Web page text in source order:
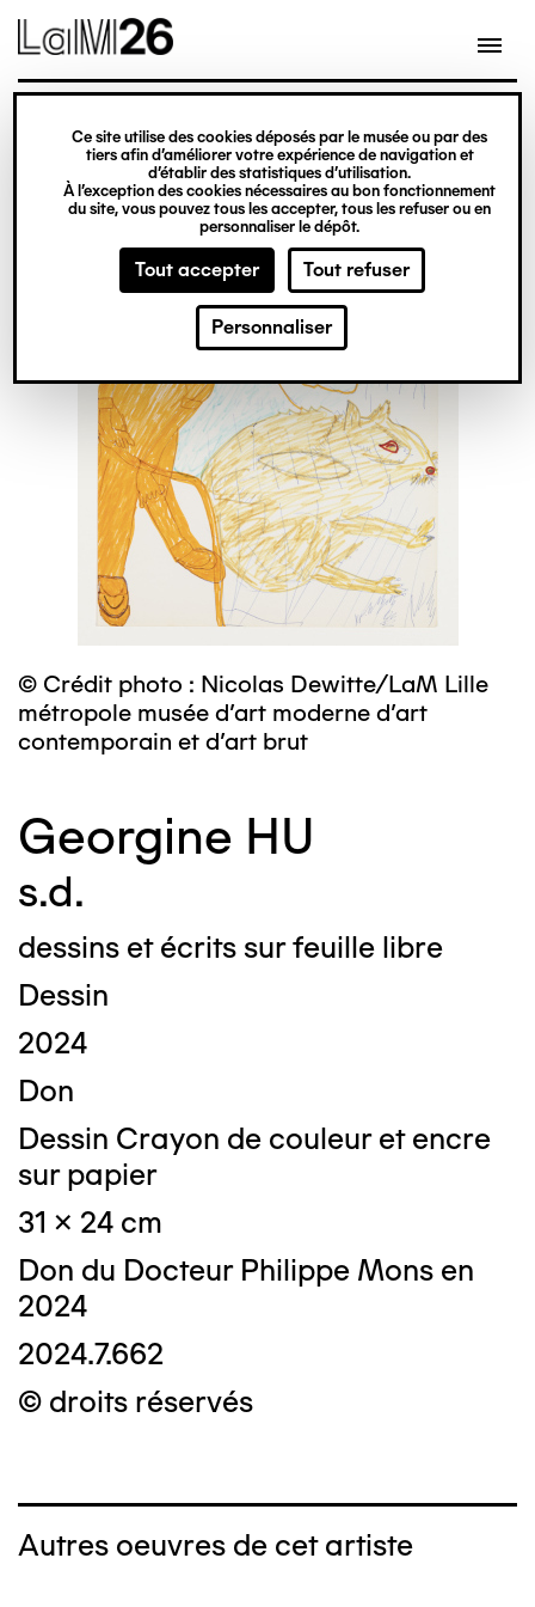
Gestion des cookies
Ce site utilise des cookies déposés par le musée ou par des
tiers afin d’améliorer votre expérience de navigation et
d’établir des statistiques d’utilisation.
À l’exception des cookies nécessaires au bon fonctionnement
du site, vous pouvez tous les accepter, tous les refuser ou en
personnaliser le dépôt.
Tout accepter Tout refuser
Personnaliser
contenu
© Crédit photo : Nicolas Dewitte/LaM Lille
métropole musée d’art moderne d’art
contemporain et d’art brut
Georgine HU
s.d.
dessins et écrits sur feuille libre
Dessin
2024
Don
Dessin Crayon de couleur et encre
sur papier
31 x 24 cm
Don du Docteur Philippe Mons en
2024
2024.7.662
© droits réservés
Autres oeuvres de cet artiste